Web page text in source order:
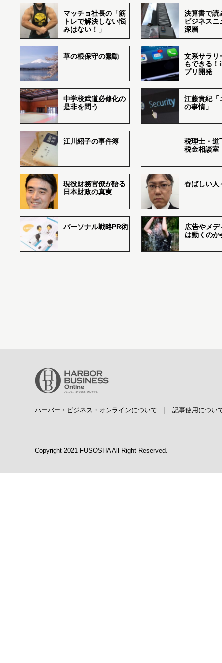
マッチョ社長の「筋
トレで解決しない悩
みはない！」
決算書で読
ビジネスニ
深層
草の根保守の蠢動
文系サラリ
もできる
プリ開発
中学校武道必修化の
是非を問う
江藤貴紀「
の事情」
江川紹子の事件簿
税理士・道
税金相談室
現役財務官僚が語る
日本財政の真実
香ばしい
パーソナル戦略PR術
広告やメデ
は動くのか
ハーバー・ビジネス・オンラインについて 記事使用につい
Copyright 2021 FUSOSHA All Right Reserved.